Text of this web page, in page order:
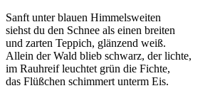
Sanft unter blauen Himmelsweiten
siehst du den Schnee als einen breiten
und zarten Teppich, glänzend weiß.
Allein der Wald blieb schwarz, der lichte,
im Rauhreif leuchtet grün die Fichte,
das Flüßchen schimmert unterm Eis.